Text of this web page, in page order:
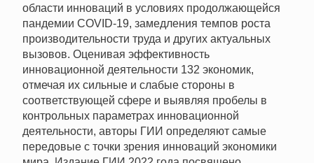
области инноваций в условиях продолжающейся
пандемии COVID-19, замедления темпов роста
производительности труда и других актуальных
вызовов. Оценивая эффективность
инновационной деятельности 132 экономик,
отмечая их сильные и слабые стороны в
соответствующей сфере и выявляя пробелы в
контрольных параметрах инновационной
деятельности, авторы ГИИ определяют самые
передовые с точки зрения инноваций экономики